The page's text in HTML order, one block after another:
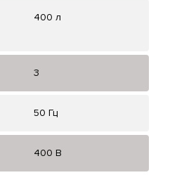
400 л
3
50 Гц
400 В